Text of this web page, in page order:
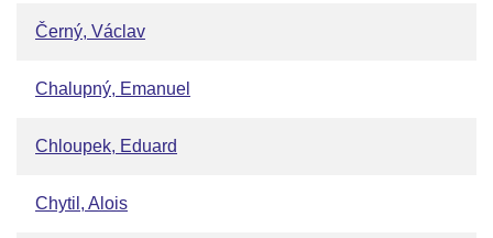
Černý, Václav
Chalupný, Emanuel
Chloupek, Eduard
Chytil, Alois